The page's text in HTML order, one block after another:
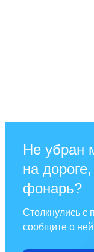
Не убран
на
фонарь?
Столкнулись
сообщите о